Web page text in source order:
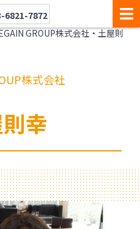
6821-7872
GROUP株式会社・土屋則
株式会社
幸